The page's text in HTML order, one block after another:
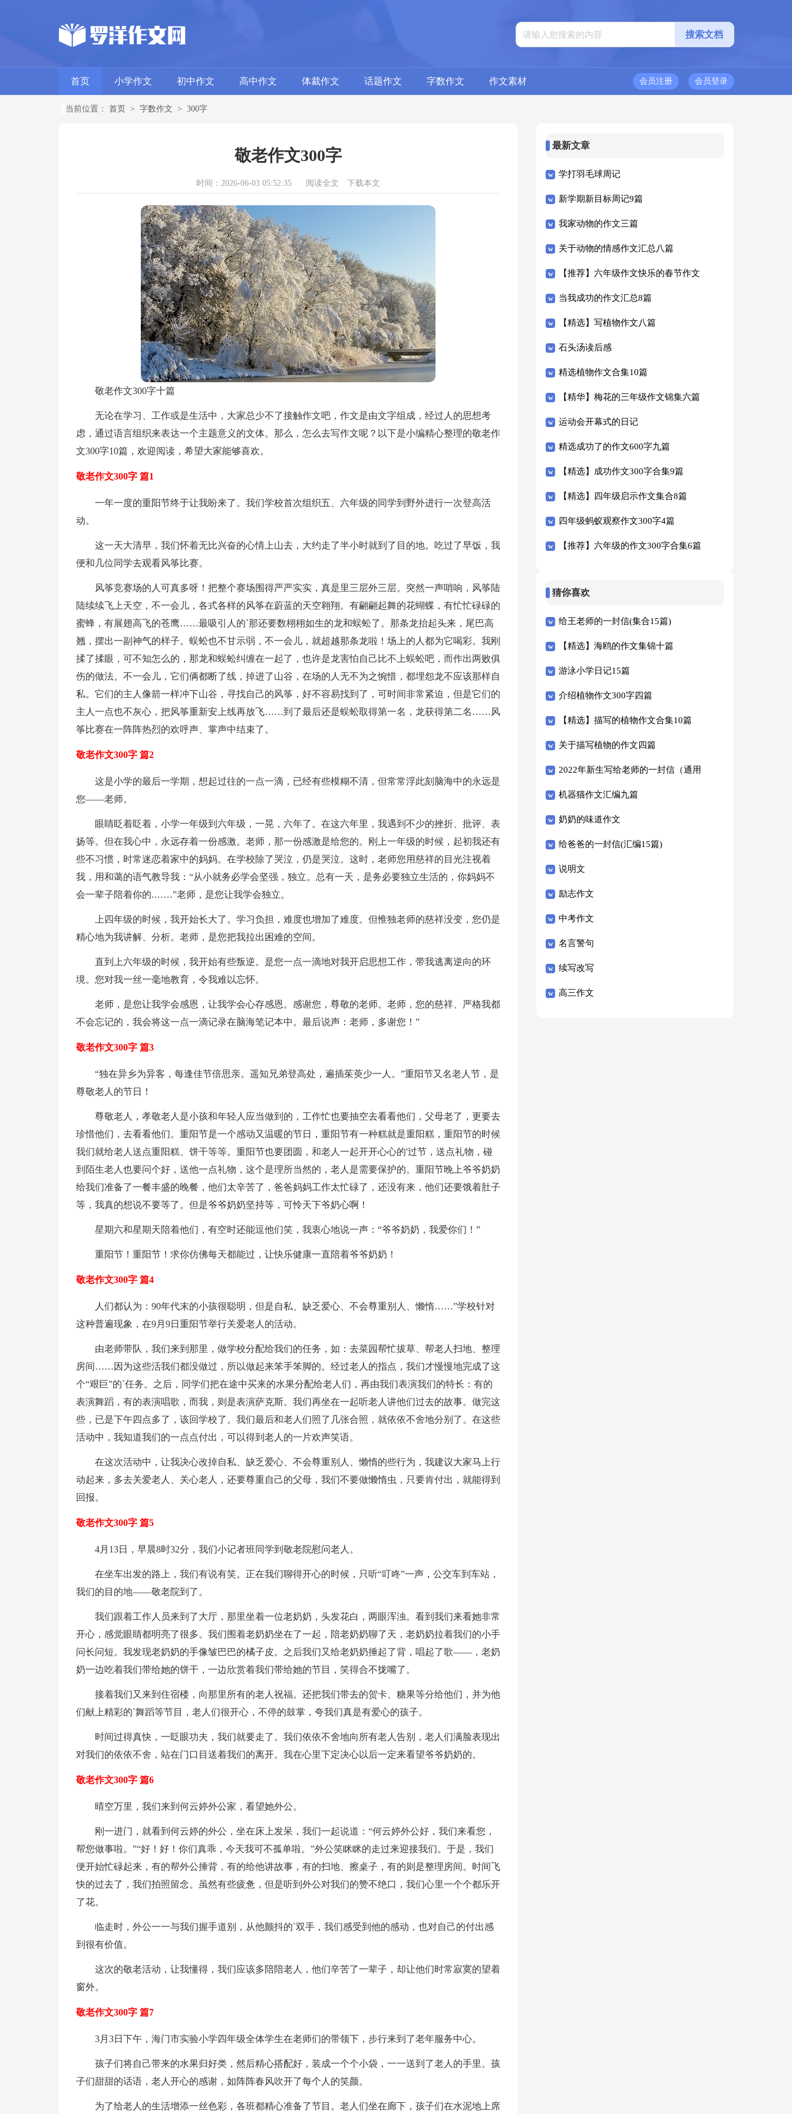
首页 小学作文 初中作文 高中作文 体裁作文 话题作文 字数作文 作文素材 会员登录
会员注册
当前位置： 首页 > 字数作文 > 300字
敬老作文300字
时间：2026-06-03 05:52:35 阅读全文 下载本文
敬老作文300字十篇
无论在学习、工作或是生活中，大家总少不了接触作文吧，作文是由文字组成，经过人的思想考
虑，通过语言组织来表达一个主题意义的文体。那么，怎么去写作文呢？以下是小编精心整理的敬老作
文300字10篇，欢迎阅读，希望大家能够喜欢。
敬老作文300字 篇1
一年一度的重阳节终于让我盼来了。我们学校首次组织五、六年级的同学到野外进行一次登高活
动。
这一天大清早，我们怀着无比兴奋的心情上山去，大约走了半小时就到了目的地。吃过了早饭，我
便和几位同学去观看风筝比赛。
风筝竞赛场的人可真多呀！把整个赛场围得严严实实，真是里三层外三层。突然一声哨响，风筝陆
陆续续飞上天空，不一会儿，各式各样的风筝在蔚蓝的天空翱翔。有翩翩起舞的花蝴蝶，有忙忙碌碌的
蜜蜂，有展翅高飞的苍鹰……最吸引人的`那还要数栩栩如生的龙和蜈蚣了。那条龙抬起头来，尾巴高
翘，摆出一副神气的样子。蜈蚣也不甘示弱，不一会儿，就超越那条龙啦！场上的人都为它喝彩。我刚
揉了揉眼，可不知怎么的，那龙和蜈蚣纠缠在一起了，也许是龙害怕自己比不上蜈蚣吧，而作出两败俱
伤的做法。不一会儿，它们俩都断了线，掉进了山谷，在场的人无不为之惋惜，都埋怨龙不应该那样自
私。它们的主人像箭一样冲下山谷，寻找自己的风筝，好不容易找到了，可时间非常紧迫，但是它们的
主人一点也不灰心，把风筝重新安上线再放飞……到了最后还是蜈蚣取得第一名，龙获得第二名……风
筝比赛在一阵阵热烈的欢呼声、掌声中结束了。
敬老作文300字 篇2
这是小学的最后一学期，想起过往的一点一滴，已经有些模糊不清，但常常浮此刻脑海中的永远是
您——老师。
眼睛眨着眨着，小学一年级到六年级，一晃，六年了。在这六年里，我遇到不少的挫折、批评、表
扬等。但在我心中，永远存着一份感激。老师，那一份感激是给您的。刚上一年级的时候，起初我还有
些不习惯，时常迷恋着家中的妈妈。在学校除了哭泣，仍是哭泣。这时，老师您用慈祥的目光注视着
我，用和蔼的语气教导我：“从小就务必学会坚强，独立。总有一天，是务必要独立生活的，你妈妈不
会一辈子陪着你的.……”老师，是您让我学会独立。
上四年级的时候，我开始长大了。学习负担，难度也增加了难度。但惟独老师的慈祥没变，您仍是
精心地为我讲解、分析。老师，是您把我拉出困难的空间。
直到上六年级的时候，我开始有些叛逆。是您一点一滴地对我开启思想工作，带我逃离逆向的环
境。您对我一丝一毫地教育，令我难以忘怀。
老师，是您让我学会感恩，让我学会心存感恩。感谢您，尊敬的老师。老师，您的慈祥、严格我都
不会忘记的，我会将这一点一滴记录在脑海笔记本中。最后说声：老师，多谢您！”
敬老作文300字 篇3
“独在异乡为异客，每逢佳节倍思亲。遥知兄弟登高处，遍插茱萸少一人。”重阳节又名老人节，是
尊敬老人的节日！
尊敬老人，孝敬老人是小孩和年轻人应当做到的，工作忙也要抽空去看看他们，父母老了，更要去
珍惜他们，去看看他们。重阳节是一个感动又温暖的节日，重阳节有一种糕就是重阳糕，重阳节的时候
我们就给老人送点重阳糕、饼干等等。重阳节也要团圆，和老人一起开开心心的'过节，送点礼物，碰
到陌生老人也要问个好，送他一点礼物，这个是理所当然的，老人是需要保护的。重阳节晚上爷爷奶奶
给我们准备了一餐丰盛的晚餐，他们太辛苦了，爸爸妈妈工作太忙碌了，还没有来，他们还要饿着肚子
等，我真的想说不要等了。但是爷爷奶奶坚持等，可怜天下爷奶心啊！
星期六和星期天陪着他们，有空时还能逗他们笑，我衷心地说一声：“爷爷奶奶，我爱你们！”
重阳节！重阳节！求你仿佛每天都能过，让快乐健康一直陪着爷爷奶奶！
敬老作文300字 篇4
人们都认为：90年代末的小孩很聪明，但是自私、缺乏爱心、不会尊重别人、懒惰……”学校针对
这种普遍现象，在9月9日重阳节举行关爱老人的活动。
由老师带队，我们来到那里，做学校分配给我们的任务，如：去菜园帮忙拔草、帮老人扫地、整理
房间……因为这些活我们都没做过，所以做起来笨手笨脚的。经过老人的指点，我们才慢慢地完成了这
个“艰巨”的`任务。之后，同学们把在途中买来的水果分配给老人们，再由我们表演我们的特长：有的
表演舞蹈，有的表演唱歌，而我，则是表演萨克斯。我们再坐在一起听老人讲他们过去的故事。做完这
些，已是下午四点多了，该回学校了。我们最后和老人们照了几张合照，就依依不舍地分别了。在这些
活动中，我知道我们的一点点付出，可以得到老人的一片欢声笑语。
在这次活动中，让我决心改掉自私、缺乏爱心、不会尊重别人、懒惰的些行为，我建议大家马上行
动起来，多去关爱老人、关心老人，还要尊重自己的父母，我们不要做懒惰虫，只要肯付出，就能得到
回报。
敬老作文300字 篇5
4月13日，早晨8时32分，我们小记者班同学到敬老院慰问老人。
在坐车出发的路上，我们有说有笑。正在我们聊得开心的时候，只听“叮咚”一声，公交车到车站，
我们的目的地——敬老院到了。
我们跟着工作人员来到了大厅，那里坐着一位老奶奶，头发花白，两眼浑浊。看到我们来看她非常
开心，感觉眼睛都明亮了很多。我们围着老奶奶坐在了一起，陪老奶奶聊了天，老奶奶拉着我们的小手
问长问短。我发现老奶奶的手像皱巴巴的橘子皮。之后我们又给老奶奶捶起了背，唱起了歌——，老奶
奶一边吃着我们带给她的饼干，一边欣赏着我们带给她的节目，笑得合不拢嘴了。
接着我们又来到住宿楼，向那里所有的老人祝福。还把我们带去的贺卡、糖果等分给他们，并为他
们献上精彩的`舞蹈等节目，老人们很开心，不停的鼓掌，夸我们真是有爱心的孩子。
时间过得真快，一眨眼功夫，我们就要走了。我们依依不舍地向所有老人告别，老人们满脸表现出
对我们的依依不舍，站在门口目送着我们的离开。我在心里下定决心以后一定来看望爷爷奶奶的。
敬老作文300字 篇6
晴空万里，我们来到何云婷外公家，看望她外公。
刚一进门，就看到何云婷的外公，坐在床上发呆，我们一起说道：“何云婷外公好，我们来看您，
帮您做事啦。”“好！好！你们真乖，今天我可不孤单啦。”外公笑眯眯的走过来迎接我们。于是，我们
便开始忙碌起来，有的帮外公捶背，有的给他讲故事，有的扫地、擦桌子，有的则是整理房间。时间飞
快的过去了，我们拍照留念。虽然有些疲惫，但是听到外公对我们的赞不绝口，我们心里一个个都乐开
了花。
临走时，外公一一与我们握手道别，从他颤抖的`双手，我们感受到他的感动，也对自己的付出感
到很有价值。
这次的敬老活动，让我懂得，我们应该多陪陪老人，他们辛苦了一辈子，却让他们时常寂寞的望着
窗外。
敬老作文300字 篇7
3月3日下午，海门市实验小学四年级全体学生在老师们的带领下，步行来到了老年服务中心。
孩子们将自己带来的水果归好类，然后精心搭配好，装成一个个小袋，一一送到了老人的手里。孩
子们甜甜的话语，老人开心的感谢，如阵阵春风吹开了每个人的笑颜。
为了给老人的生活增添一丝色彩，各班都精心准备了节目。老人们坐在廊下，孩子们在水泥地上席
最新文章
学打羽毛球周记
新学期新目标周记9篇
我家动物的作文三篇
关于动物的情感作文汇总八篇
【推荐】六年级作文快乐的春节作文
合集6篇
当我成功的作文汇总8篇
【精选】写植物作文八篇
石头汤读后感
精选植物作文合集10篇
【精华】梅花的三年级作文锦集六篇
运动会开幕式的日记
精选成功了的作文600字九篇
【精选】成功作文300字合集9篇
【精选】四年级启示作文集合8篇
四年级蚂蚁观察作文300字4篇
【推荐】六年级的作文300字合集6篇
猜你喜欢
给王老师的一封信(集合15篇)
【精选】海鸥的作文集锦十篇
游泳小学日记15篇
介绍植物作文300字四篇
【精选】描写的植物作文合集10篇
关于描写植物的作文四篇
2022年新生写给老师的一封信（通用
8篇）
机器猫作文汇编九篇
奶奶的味道作文
给爸爸的一封信(汇编15篇)
说明文
励志作文
中考作文
名言警句
续写改写
高三作文